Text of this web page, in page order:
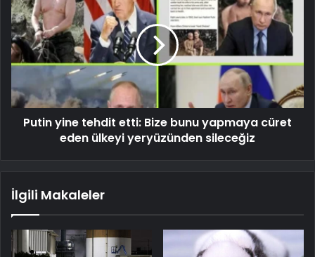
Putin yine tehdit etti: Bize bunu yapmaya cüret
eden ülkeyi yeryüzünden sileceğiz
İlgili Makaleler